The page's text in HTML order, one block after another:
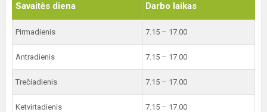
Savaitės diena Darbo laikas
Pirmadienis 7.15 – 17.00
Antradienis 7.15 – 17.00
Trečiadienis 7.15 – 17.00
Ketvirtadienis 7.15 – 17.00